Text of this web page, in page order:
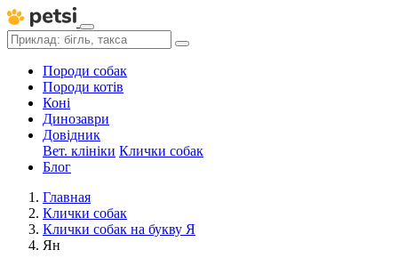
Породи собак
Породи котів
Коні
Динозаври
Довідник
Вет. клініки Клички собак
Блог
Главная
Клички собак
Клички собак на букву Я
Ян